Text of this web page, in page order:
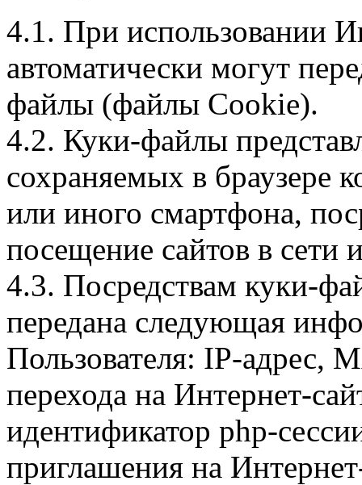
4.1. При использовании
автоматически могут
файлы (файлы Cookie).
4.2. Куки-файлы
сохраняемых в браузере
или иного смартфона,
посещение сайтов в сети
4.3. Посредствам куки-
передана следующая
Пользователя: IP-адрес,
перехода на Интернет-
идентификатор php-
приглашения на